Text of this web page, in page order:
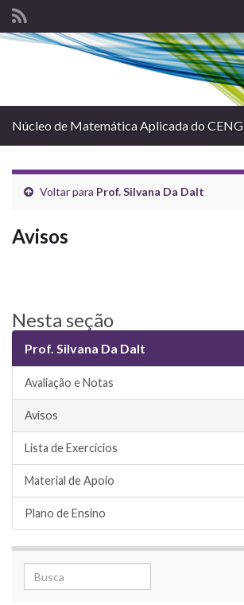
Search for:
Núcleo de Matemática Aplicada do CENG
Voltar para Prof. Silvana Da Dalt
Avisos
Nesta seção
Prof. Silvana Da Dalt
Avaliação e Notas
Avisos
Lista de Exercícios
Material de Apoio
Plano de Ensino
Search for: